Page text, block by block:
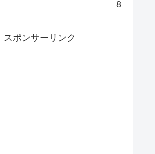
8
スポンサーリンク